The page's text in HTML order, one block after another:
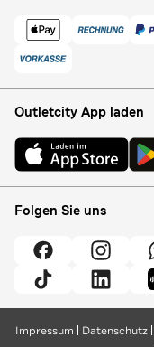
Outletcity App laden
Folgen Sie uns
Impressum Datenschutz